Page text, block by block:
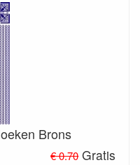
Brons
€ 0.70 Gratis